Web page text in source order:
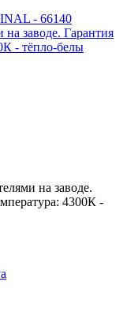
- 66140
заводе. Гарантия
- тёпло-белы
на заводе.
4300К -